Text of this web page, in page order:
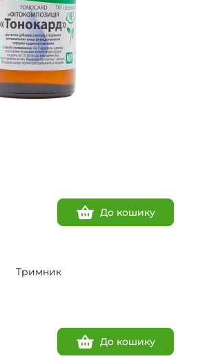
До кошику
До кошику